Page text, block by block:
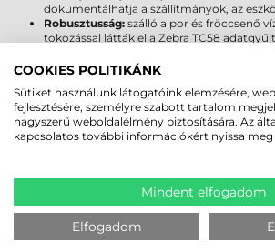
dokumentálhatja a szállítmányok, az
Robusztusság: szálló a por és fröccsenő
tokozással látták el a Zebra TC58
technológiák (Bluetooth, Wi-Fi) állnak
5G:a Zebra TC58 adatgyűjtőbe SIM kártya
online és elérhető maradhat.
Kézi vagy pisztoly kivitel:a Zebra TC53
vásárolható pisztoly fogónyél
LEGYEN MINDIG
A Zebra Technologies termékeihez alapesetben
support szolgáltatást biztosít. A támogatási
COOKIES POLITIKÁNK
Sütiket használunk látogatóink elemzésére,
fejlesztésére, személyre szabott tartalom
nagyszerű weboldalélmény biztosítására. Az
kapcsolatos további információkért nyissa meg
Mindent elfogadom
Elfogadom